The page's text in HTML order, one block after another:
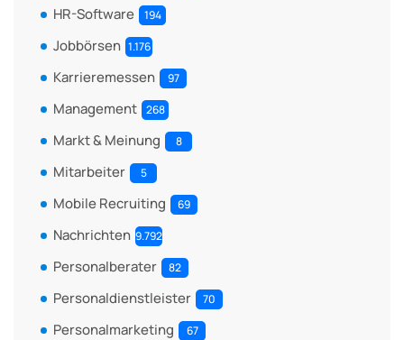
HR-Software 194
Jobbörsen 1.176
Karrieremessen 97
Management 268
Markt & Meinung 8
Mitarbeiter 5
Mobile Recruiting 69
Nachrichten 9.792
Personalberater 82
Personaldienstleister 70
Personalmarketing 67